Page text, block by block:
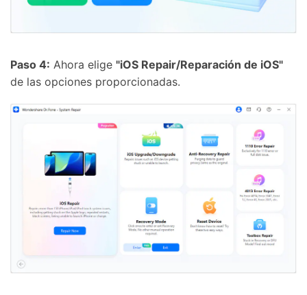
Paso 4: Ahora elige "iOS Repair/Reparación de iOS"
de las opciones proporcionadas.